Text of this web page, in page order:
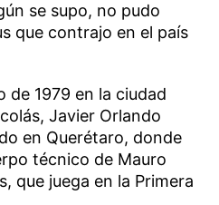
se supo, no pudo
que contrajo en el país
de 1979 en la ciudad
Javier Orlando
en Querétaro, donde
técnico de Mauro
que juega en la Primera